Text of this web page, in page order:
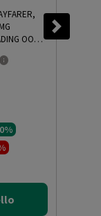
OOBN
da